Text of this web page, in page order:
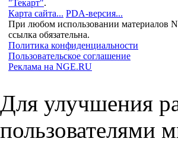
"Текарт".
Карта сайта... PDA-версия...
При любом использовании материалов
ссылка обязательна.
Политика конфиденциальности
Пользовательское соглашение
Реклама на NGE.RU
Для улучшения
пользователями